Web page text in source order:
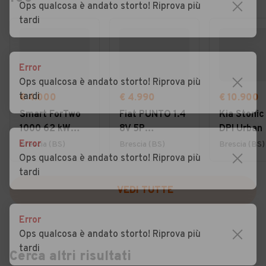
€ 4.000
Smart ForTwo
1000 62 kW
cabrio pulse
Brescia (BS)
€ 4.990
Fiat PUNTO 1.4
8V 5P
NATURAL
POWER
KMCERT
Brescia (BS)
€ 10.900
Kia Stonic
DPI Urban
Brescia (BS)
VEDI TUTTE
Cerca altri risultati
Ops qualcosa è andato storto! Riprova più
tardi
Error
Ops qualcosa è andato storto! Riprova più
tardi
Error
Ops qualcosa è andato storto! Riprova più
tardi
Error
Ops qualcosa è andato storto! Riprova più
tardi